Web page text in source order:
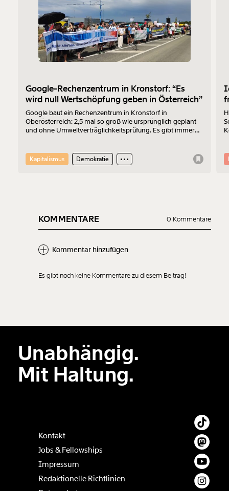
Google-Rechenzentrum in Kronstorf: “Es
wird null Wertschöpfung geben in Österreich”
Google baut ein Rechenzentrum in Kronstorf in
Oberösterreich: 2,5 mal so groß wie ursprünglich geplant
und ohne Umweltverträglichkeitsprüfung. Es gibt immer
Kronstorf“ Harald Müllner erklärt im Interview, wo die
Probleme liegen und was er sich vom Protest erhofft.
Kapitalismus Demokratie
KOMMENTARE 0 Kommentare
Kommentar hinzufügen
Der Inhalt dieses Feldes wird nicht öffentlich zugänglich angezeigt.
Es gibt noch keine Kommentare zu diesem Beitrag!
Unabhängig.
Mit Haltung.
Kontakt
Jobs & Fellowships
Impressum
Redaktionelle Richtlinien